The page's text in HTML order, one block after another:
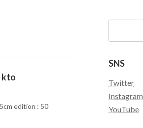
kto
edition : 50
SNS
Twitter
Instagram
YouTube